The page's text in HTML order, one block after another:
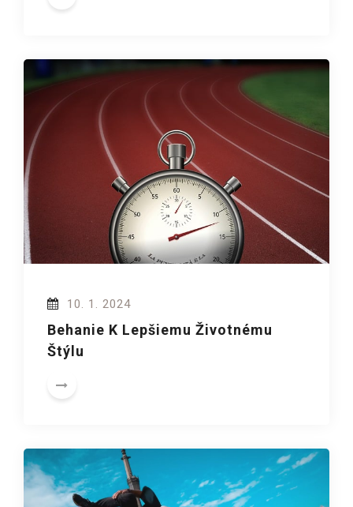
10. 1. 2024
Behanie K Lepšiemu Životnému
Štýlu